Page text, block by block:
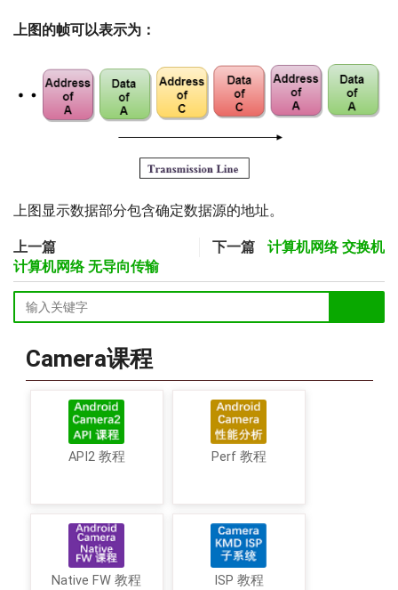
上图的帧可以表示为：
上图显示数据部分包含确定数据源的地址。
上一篇
计算机网络 无导向传输
下一篇 计算机网络 交换机
Camera课程
API2 教程 Perf 教程
Native FW 教程 ISP 教程